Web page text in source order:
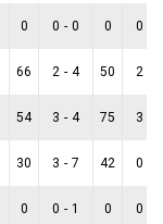
0 0 - 0 0 0
66 2 - 4 50 2
54 3 - 4 75 3
30 3 - 7 42 0
0 0 - 1 0 0